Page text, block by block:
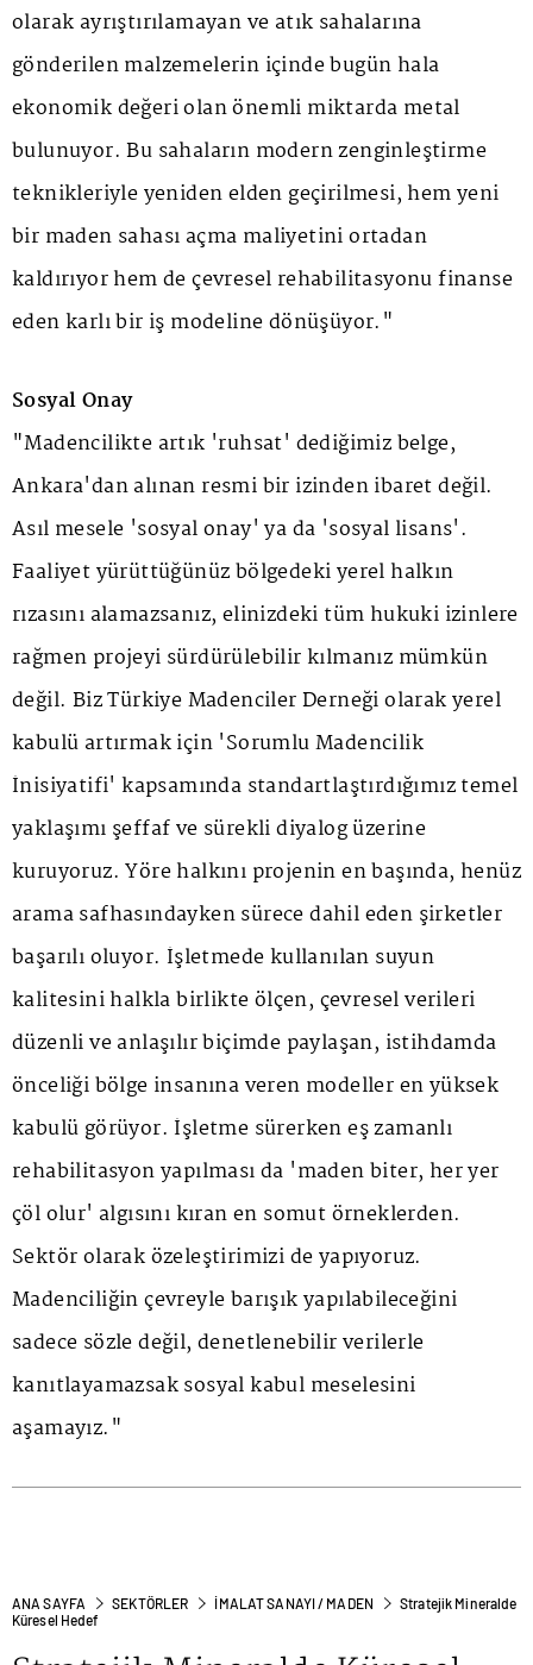
olarak ayrıştırılamayan ve atık sahalarına
gönderilen malzemelerin içinde bugün hala
ekonomik değeri olan önemli miktarda metal
bulunuyor. Bu sahaların modern zenginleştirme
teknikleriyle yeniden elden geçirilmesi, hem yeni
bir maden sahası açma maliyetini ortadan
kaldırıyor hem de çevresel rehabilitasyonu finanse
eden karlı bir iş modeline dönüşüyor."
Sosyal Onay
"Madencilikte artık 'ruhsat' dediğimiz belge,
Ankara'dan alınan resmi bir izinden ibaret değil.
Asıl mesele 'sosyal onay' ya da 'sosyal lisans'.
Faaliyet yürüttüğünüz bölgedeki yerel halkın
rızasını alamazsanız, elinizdeki tüm hukuki izinlere
rağmen projeyi sürdürülebilir kılmanız mümkün
değil. Biz Türkiye Madenciler Derneği olarak yerel
kabulü artırmak için 'Sorumlu Madencilik
İnisiyatifi' kapsamında standartlaştırdığımız temel
yaklaşımı şeffaf ve sürekli diyalog üzerine
kuruyoruz. Yöre halkını projenin en başında, henüz
arama safhasındayken sürece dahil eden şirketler
başarılı oluyor. İşletmede kullanılan suyun
kalitesini halkla birlikte ölçen, çevresel verileri
düzenli ve anlaşılır biçimde paylaşan, istihdamda
önceliği bölge insanına veren modeller en yüksek
kabulü görüyor. İşletme sürerken eş zamanlı
rehabilitasyon yapılması da 'maden biter, her yer
çöl olur' algısını kıran en somut örneklerden.
Sektör olarak özeleştirimizi de yapıyoruz.
Madenciliğin çevreyle barışık yapılabileceğini
sadece sözle değil, denetlenebilir verilerle
kanıtlayamazsak sosyal kabul meselesini
aşamayız."
ANA SAYFA SEKTÖRLER İMALAT SANAYI / MADEN
Stratejik Mineralde
Küresel Hedef